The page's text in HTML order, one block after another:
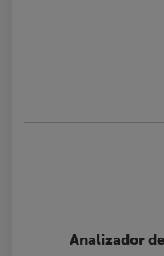
Analizador